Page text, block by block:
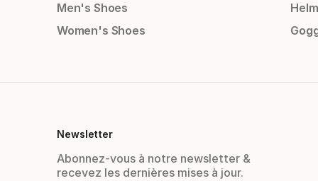
Men's Shoes
Women's Shoes
Newsletter
Abonnez-vous à notre newsletter &
recevez les dernières mises à jour.